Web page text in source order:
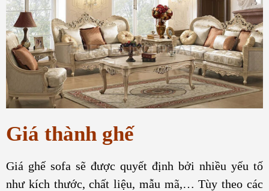
Giá thành ghế
Giá ghế sofa sẽ được quyết định bởi nhiều yếu tố
như kích thước, chất liệu, mẫu mã,… Tùy theo các